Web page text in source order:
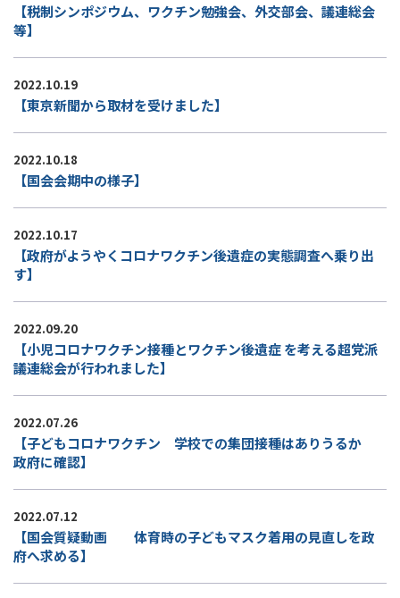
【税制シンポジウム、ワクチン勉強会、外交部会、議連総会
等】
2022.10.19
【東京新聞から取材を受けました】
2022.10.18
【国会会期中の様子】
2022.10.17
【政府がようやくコロナワクチン後遺症の実態調査へ乗り出
す】
2022.09.20
【小児コロナワクチン接種とワクチン後遺症 を考える超党派
議連総会が行われました】
2022.07.26
【子どもコロナワクチン 学校での集団接種はありうるか
政府に確認】
2022.07.12
【国会質疑動画 体育時の子どもマスク着用の見直しを政
府へ求める】